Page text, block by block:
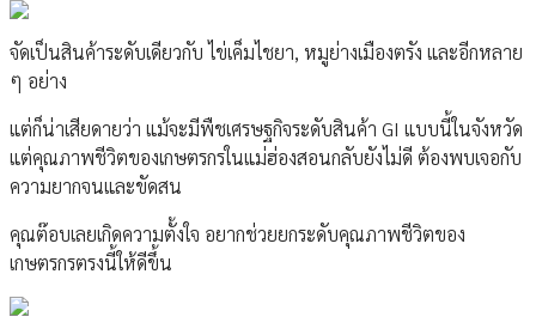
จัดเป็นสินค้าระดับเดียวกับ ไข่เค็มไชยา, หมูย่างเมืองตรัง และอีกหลาย
ๆ อย่าง
แต่ก็น่าเสียดายว่า แม้จะมีพืชเศรษฐกิจระดับสินค้า GI แบบนี้ในจังหวัด
แต่คุณภาพชีวิตของเกษตรกรในแม่ฮ่องสอนกลับยังไม่ดี ต้องพบเจอกับ
ความยากจนและขัดสน
คุณต๊อบเลยเกิดความตั้งใจ อยากช่วยยกระดับคุณภาพชีวิตของ
เกษตรกรตรงนี้ให้ดีขึ้น